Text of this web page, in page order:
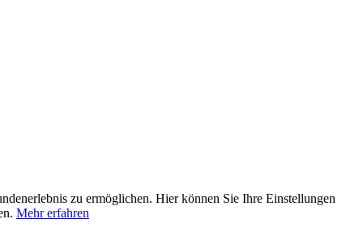
zu ermöglichen. Hier können Sie Ihre Einstellungen
Mehr erfahren